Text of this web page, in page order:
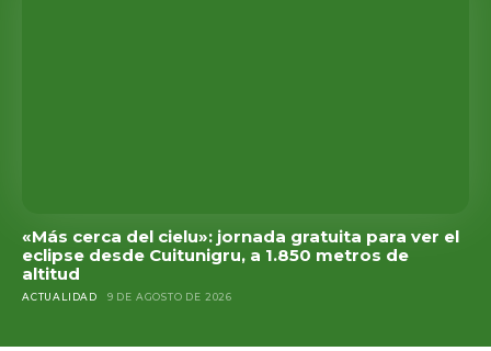
«Más cerca del cielu»: jornada gratuita para ver el
eclipse desde Cuitunigru, a 1.850 metros de
altitud
ACTUALIDAD 9 DE AGOSTO DE 2026